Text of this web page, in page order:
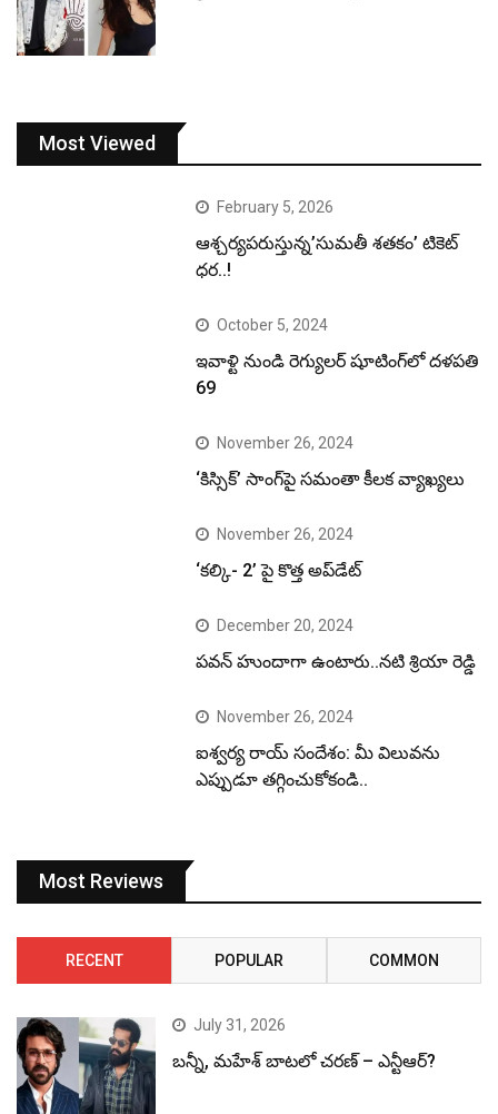
Most Viewed
February 5, 2026
ఆశ్చర్యపరుస్తున్న’సుమతీ శతకం’ టికెట్
ధర..!
October 5, 2024
ఇవాళ్టి నుండి రెగ్యులర్ షూటింగ్‌లో దళపతి
69
November 26, 2024
‘కిస్సిక్’ సాంగ్‌పై సమంతా కీలక వ్యాఖ్యలు
November 26, 2024
‘కల్కి- 2’ పై కొత్త అప్‌డేట్
December 20, 2024
పవన్ హుందాగా ఉంటారు..నటి శ్రియా రెడ్డి
November 26, 2024
ఐశ్వర్య రాయ్ సందేశం: మీ విలువను
ఎప్పుడూ తగ్గించుకోకండి..
Most Reviews
RECENT POPULAR COMMON
July 31, 2026
బన్నీ, మహేశ్ బాటలో చరణ్ – ఎన్టీఆర్?